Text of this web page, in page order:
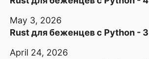
May 3, 2026
Rust для беженцев с Python - 3
April 24, 2026